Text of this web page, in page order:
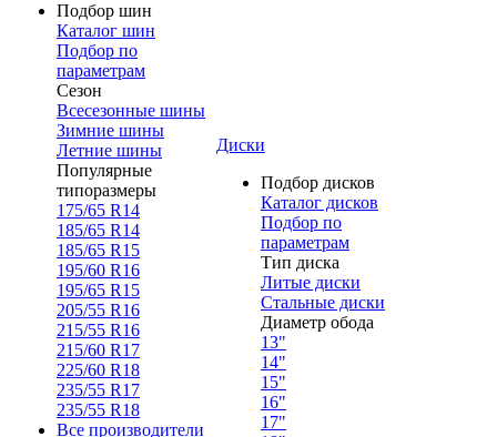
Подбор шин
Каталог шин
Подбор по
параметрам
Сезон
Всесезонные шины
Зимние шины
Летние шины
Популярные
типоразмеры
175/65 R14
185/65 R14
185/65 R15
195/60 R16
195/65 R15
205/55 R16
215/55 R16
215/60 R17
225/60 R18
235/55 R17
235/55 R18
Все производители
Диски
Подбор дисков
Каталог дисков
Подбор по
параметрам
Тип диска
Литые диски
Стальные диски
Диаметр обода
13"
14"
15"
16"
17"